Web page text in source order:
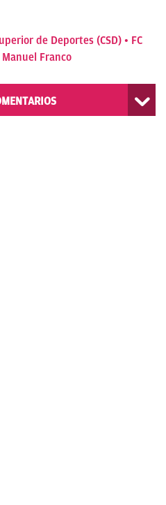
de Deportes (CSD)
FC
Manuel Franco